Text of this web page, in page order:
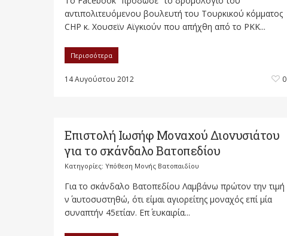
αντιπολιτευόμενου βουλευτή του Τουρκικού κόμματος
CHP κ. Χουσεϊν Αϊγκιούν που απήχθη από το ΡΚΚ...
Περισσότερα
14 Αυγούστου 2012 0
Επιστολή Ιωσήφ Μοναχού Διονυσιάτου
για το σκάνδαλο Βατοπεδίου
Κατηγορίες: Υπόθεση Μονής Βατοπαιδίου
Για το σκάνδαλο Βατοπεδίου Λαμβάνω πρώτον την τιμή
ν΄ αυτοσυστηθώ, ότι είμαι αγιορείτης μοναχός επί μία
συναπτήν 45ετίαν. Επ΄ ευκαιρία...